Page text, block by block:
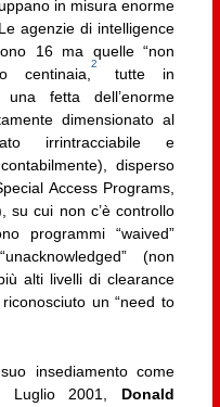
in misura enorme
agenzie di intelligence
16 ma quelle “non
centinaia,
2
tutte in
fetta dell’enorme
dimensionato al
irrintracciabile e
disperso
Access Programs,
su cui non c’è controllo
programmi “waived”
(non
alti livelli di clearance
un “need to
insediamento come
Luglio 2001, Donald